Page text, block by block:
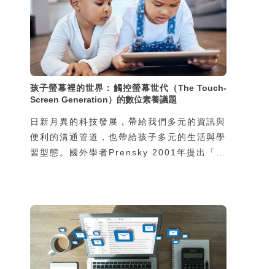
孩子螢幕裡的世界：觸控螢幕世代（The Touch-
Screen Generation）的數位素養議題
日新月異的科技發展，帶給我們多元的資訊與
便利的溝通管道，也帶給孩子多元的生活與學
習型態。國外學者Prensky 2001年提出「數
習慣也熟悉各式科技的使用。而養育數位原住
民的父母或教育人員，則稱作「數位移民」
（digital immigrant），他們可能長大後，
或是因為工作，才會接觸到科技 (Prensky,